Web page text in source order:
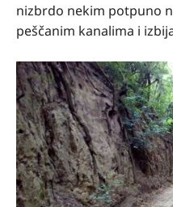
nizbrdo nekim potpuno
peščanim kanalima i